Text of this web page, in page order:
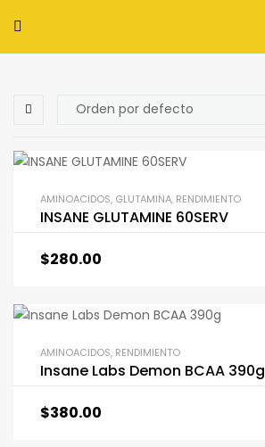
AMINOACIDOS, GLUTAMINA, RENDIMIENTO
INSANE GLUTAMINE 60SERV
$280.00
AMINOACIDOS, RENDIMIENTO
Insane Labs Demon BCAA 390g
$380.00